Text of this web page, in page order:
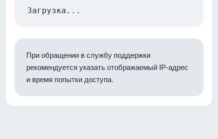
Загрузка...
При обращении в службу поддержки
рекомендуется указать отображаемый IP-адрес
и время попытки доступа.